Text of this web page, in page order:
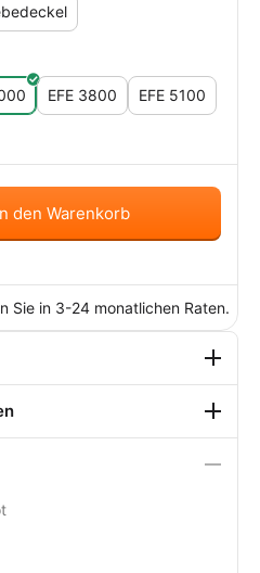
EFE 3800 EFE 5100
den Warenkorb
Sie in 3-24 monatlichen Raten.